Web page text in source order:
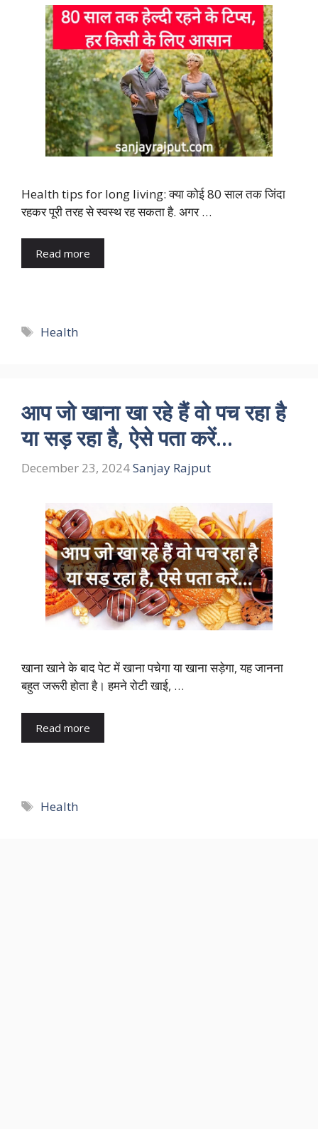
Health tips for long living: क्या कोई 80 साल तक जिंदा
रहकर पूरी तरह से स्वस्थ रह सकता है. अगर …
Read more
Tags
Health
आप जो खाना खा रहे हैं वो पच रहा है
या सड़ रहा है, ऐसे पता करें…
December 23, 2024Sanjay Rajput
खाना खाने के बाद पेट में खाना पचेगा या खाना सड़ेगा, यह जानना
बहुत जरूरी होता है। हमने रोटी खाई, …
Read more
Tags
Health